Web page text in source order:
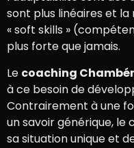
sont plus linéaires et
« soft skills »
plus forte que jamais.
Le coaching
à ce besoin de
Contrairement à une
un savoir générique, le
sa situation unique et